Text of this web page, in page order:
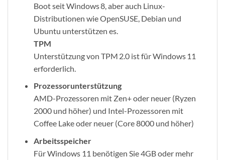
Boot seit Windows 8, aber auch Linux-
Distributionen wie OpenSUSE, Debian und
Ubuntu unterstützen es.
TPM
Unterstützung von TPM 2.0 ist für Windows 11
erforderlich.
Prozessorunterstützung
AMD-Prozessoren mit Zen+ oder neuer (Ryzen
2000 und höher) und Intel-Prozessoren mit
Coffee Lake oder neuer (Core 8000 und höher)
Arbeitsspeicher
Für Windows 11 benötigen Sie 4GB oder mehr